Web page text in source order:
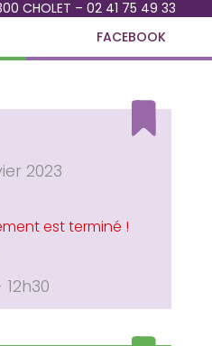
CHOLET – 02 41 75 49 33
FACEBOOK
2023
12h30